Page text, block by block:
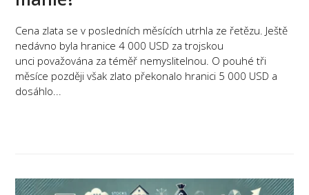
Cena zlata se v posledních měsících utrhla ze řetězu. Ještě
nedávno byla hranice 4 000 USD za trojskou
unci považována za téměř nemyslitelnou. O pouhé tři
měsíce později však zlato překonalo hranici 5 000 USD a
dosáhlo...